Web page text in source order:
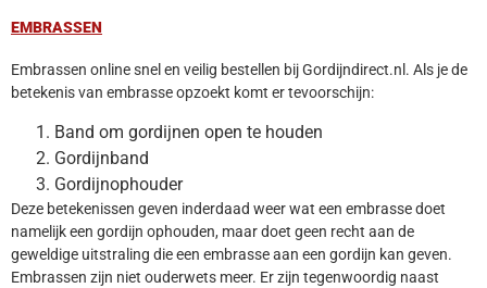
EMBRASSEN
Embrassen online snel en veilig bestellen bij Gordijndirect.nl. Als je de
betekenis van embrasse opzoekt komt er tevoorschijn:
Band om gordijnen open te houden
Gordijnband
Gordijnophouder
Deze betekenissen geven inderdaad weer wat een embrasse doet
namelijk een gordijn ophouden, maar doet geen recht aan de
geweldige uitstraling die een embrasse aan een gordijn kan geven.
Embrassen zijn niet ouderwets meer. Er zijn tegenwoordig naast